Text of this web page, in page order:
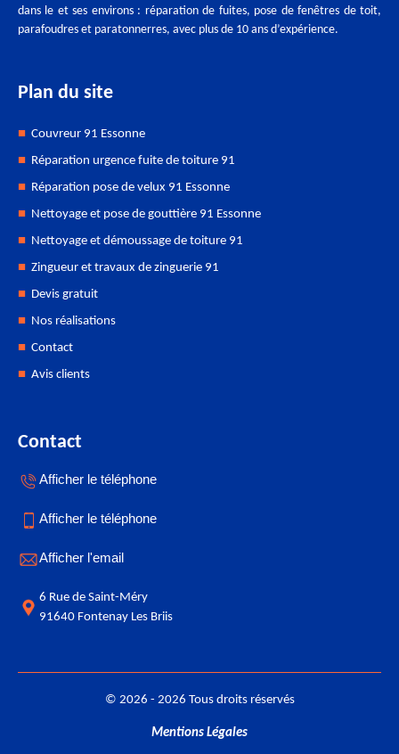
dans le et ses environs : réparation de fuites, pose de fenêtres de toit,
parafoudres et paratonnerres, avec plus de 10 ans d’expérience.
Plan du site
Couvreur 91 Essonne
Réparation urgence fuite de toiture 91
Réparation pose de velux 91 Essonne
Nettoyage et pose de gouttière 91 Essonne
Nettoyage et démoussage de toiture 91
Zingueur et travaux de zinguerie 91
Devis gratuit
Nos réalisations
Contact
Avis clients
Contact
Afficher le téléphone
Afficher le téléphone
Afficher l'email
6 Rue de Saint-Méry
91640 Fontenay Les Briis
© 2026 - 2026 Tous droits réservés
Mentions Légales